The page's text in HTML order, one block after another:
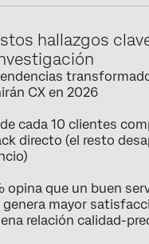
hallazgos
CX en 2026
cada 10 clientes
directo (el resto
opina que un buen
mayor
relación calidad-